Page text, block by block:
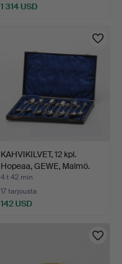
1 314 USD
KAHVIKILVET, 12 kpl.
Hopeaa, GEWE, Malmö.
4 t 42 min
17 tarjousta
142 USD